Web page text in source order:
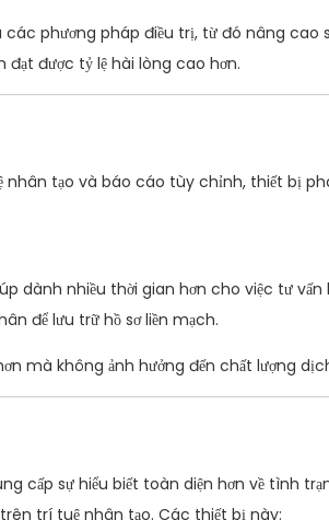
phương pháp điều trị, từ đó nâng cao
được tỷ lệ hài lòng cao hơn.
tạo và báo cáo tùy chỉnh, thiết bị
dành nhiều thời gian hơn cho việc tư vấn
để lưu trữ hồ sơ liền mạch.
mà không ảnh hưởng đến chất lượng
cấp sự hiểu biết toàn diện hơn về tình
trí tuệ nhân tạo. Các thiết bị này: